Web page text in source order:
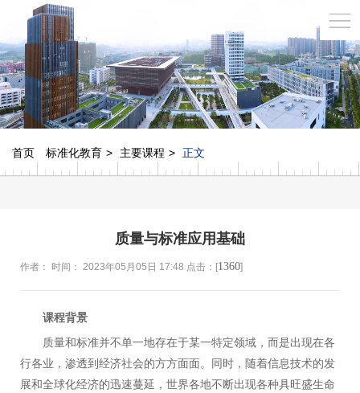
首页 标准化教育 主要课程 正文
质量与标准应用基础
作者： 时间： 2023年05月05日 17:48 点击：[1360]
课程背景
质量和标准并不单一地存在于某一特定领域，而是出现在各
行各业，渗透到经济社会的方方面面。同时，随着信息技术的发
展和全球化经济的迅速蔓延，世界各地不断出现各种具旺盛生命